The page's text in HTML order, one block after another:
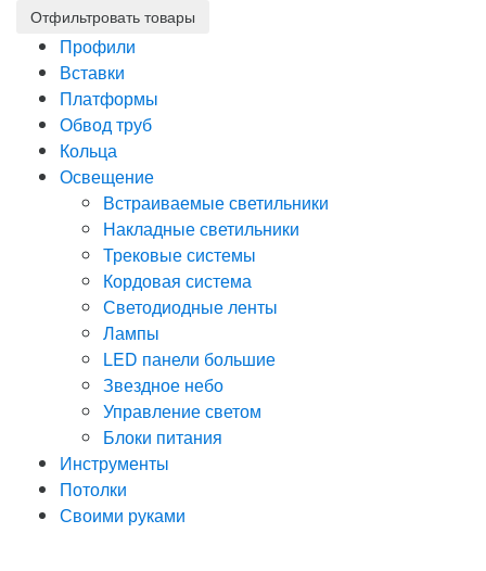
Профили
Вставки
Платформы
Обвод труб
Кольца
Освещение
Встраиваемые светильники
Накладные светильники
Трековые системы
Кордовая система
Светодиодные ленты
Лампы
LED панели большие
Звездное небо
Управление светом
Блоки питания
Инструменты
Потолки
Своими руками